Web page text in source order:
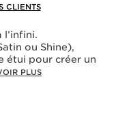
CLIENTS
ou Shine),
étui pour créer un
PLUS